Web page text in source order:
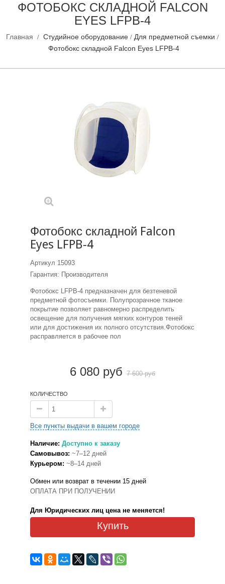
ФОТОБОКС СКЛАДНОЙ FALCON
EYES LFPB-4
Главная Студийное оборудование
Для предметной съемки
Фотобокс складной Falcon Eyes LFPB-4
Фотобокс складной Falcon
Eyes LFPB-4
Артикул 15093
Гарантия: Производителя
Фотобокс LFPB-4 предназначен для безтеневой
предметной фотосъемки. Полупрозрачное тканое
покрытие позволяет равномерно распределить
освещение для получения мягких контуров теней
или для достижения их полного отсутствия.Фотобокс
расправляется в рабочее пол
6 080 руб 7 600 руб
КОЛИЧЕСТВО
Все пункты выдачи в вашем городе
Наличие: Доступно к заказу
Самовывоз: ~7–12 дней
Курьером: ~8–14 дней
Обмен или возврат в течении 15 дней
ОПЛАТА ПРИ ПОЛУЧЕНИИ
Для Юридических лиц цена не меняется!
Купить